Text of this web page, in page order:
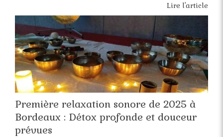
Lire l'article
Première relaxation sonore de 2025 à
Bordeaux : Détox profonde et douceur
prévues